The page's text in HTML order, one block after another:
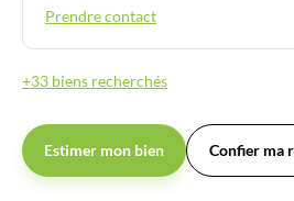
Prendre contact
+33 biens recherchés
Estimer mon bien Confier ma